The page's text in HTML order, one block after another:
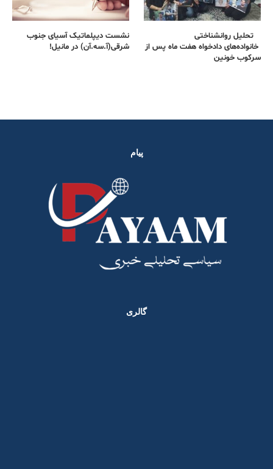
تحلیل روانشناختی
خانواده‌های دادخواه هفت ماه پس از
سرکوب خونین
نشست دیپلماتیک آسیای جنوب
شرقی‌(آ.سه.آن) در مانیل!
پیام
گالری